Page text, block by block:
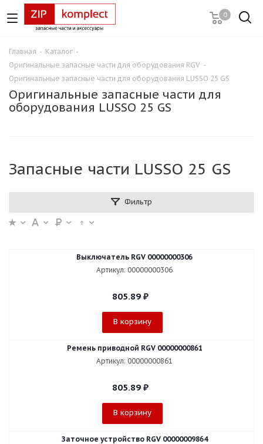
0
Главная - Каталог -
Оригинальные запасные части для оборудования RGV -
Оригинальные запасные части для оборудования LUSSO 25 GS
Оригинальные запасные части для
оборудования LUSSO 25 GS
Запасные части LUSSO 25 GS
Фильтр
Выключатель RGV 00000000306
Артикул: 00000000306
805.89₽
В корзину
Ремень приводной RGV 00000000861
Артикул: 00000000861
805.89₽
В корзину
Заточное устройство RGV 00000009864